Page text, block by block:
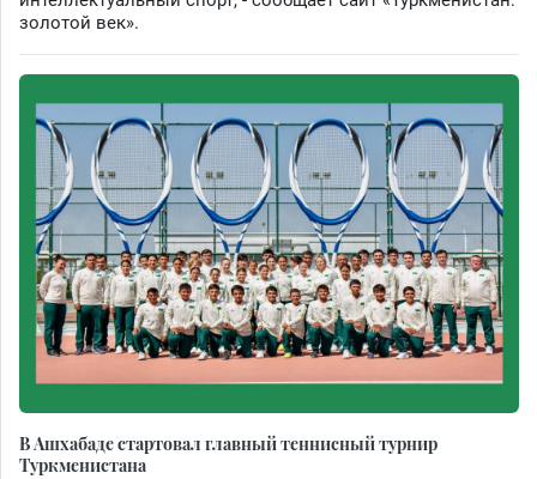
золотой век».
В Ашхабаде стартовал главный теннисный турнир
Туркменистана